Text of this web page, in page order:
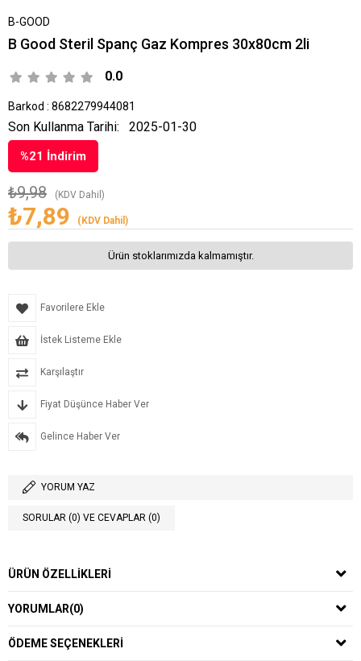
B-GOOD
B Good Steril Spanç Gaz Kompres 30x80cm 2li
0.0
Barkod : 8682279944081
%21 İndirim
₺9,98 (KDV Dahil)
₺7,89 (KDV Dahil)
Son Kullanma Tarihi: 2025-01-30
Ürün stoklarımızda kalmamıştır.
Favorilere Ekle
İstek Listeme Ekle
Karşılaştır
Fiyat Düşünce Haber Ver
Gelince Haber Ver
YORUM YAZ
SORULAR (0) VE CEVAPLAR (0)
ÜRÜN ÖZELLIKLERI
YORUMLAR(0)
ÖDEME SEÇENEKLERI